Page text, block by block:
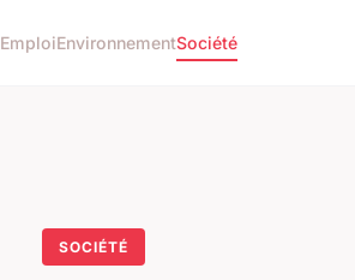
EmploiEnvironnementSociété
SOCIÉTÉ